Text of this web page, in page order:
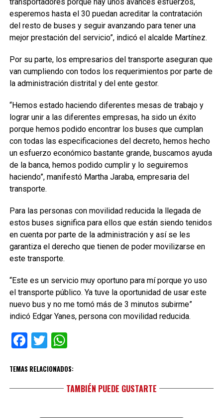
esperemos hasta el 30 puedan acreditar la contratación
del resto de buses y seguir avanzando para tener una
mejor prestación del servicio”, indicó el alcalde Martínez.
Por su parte, los empresarios del transporte aseguran que
van cumpliendo con todos los requerimientos por parte de
la administración distrital y del ente gestor.
“Hemos estado haciendo diferentes mesas de trabajo y
lograr unir a las diferentes empresas, ha sido un éxito
porque hemos podido encontrar los buses que cumplan
con todas las especificaciones del decreto, hemos hecho
un esfuerzo económico bastante grande, buscamos ayuda
de la banca, hemos podido cumplir y lo seguiremos
haciendo”, manifestó Martha Jaraba, empresaria del
transporte.
Para las personas con movilidad reducida la llegada de
estos buses significa para ellos que están siendo tenidos
en cuenta por parte de la administración y así se les
garantiza el derecho que tienen de poder movilizarse en
este transporte.
“Este es un servicio muy oportuno para mí porque yo uso
el transporte público. Ya tuve la oportunidad de usar este
nuevo bus y no me tomó más de 3 minutos subirme”
indicó Edgar Yanes, persona con movilidad reducida.
Facebook
TwitterWhatsApp
TEMAS RELACIONADOS:
TAMBIÉN PUEDE GUSTARTE